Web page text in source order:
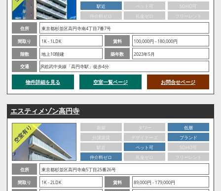
駅近
ペット可
SOHO可
仲介料ゼロ
礼金ゼロ
フリーレント
住所
東京都杉並区高円寺南4丁目7番7号
間取り
1K - 1LDK 賃料
100,000円 - 180,000円
階数
地上10階建 築年数
2023年5月
交通
JR総武中央線「高円寺駅」徒歩4分
物件詳細を見る 空室一覧ページ お問合せページ
エスティメゾン高円寺
新築 タワー
低層
分譲賃貸
デザイナーズ
ブランド
駅近
ペット可
SOHO可
仲介料ゼロ
礼金ゼロ
フリーレント
住所
東京都杉並区高円寺南5丁目25番26号
間取り
1K - 2LDK 賃料
89,000円 - 179,000円